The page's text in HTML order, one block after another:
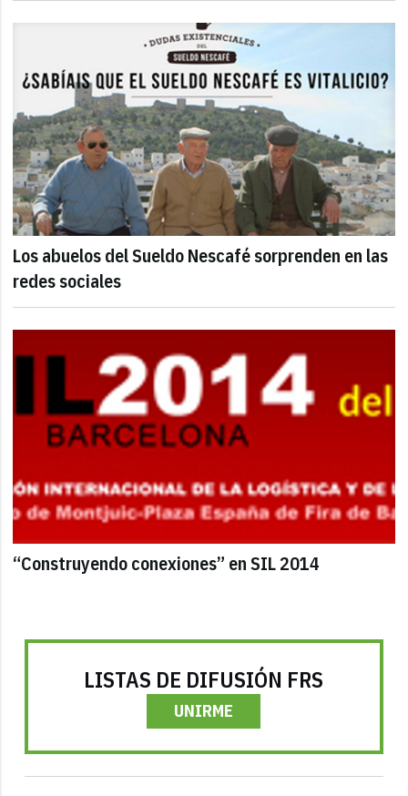
Los abuelos del Sueldo Nescafé sorprenden en las
redes sociales
“Construyendo conexiones” en SIL 2014
LISTAS DE DIFUSIÓN FRS
UNIRME